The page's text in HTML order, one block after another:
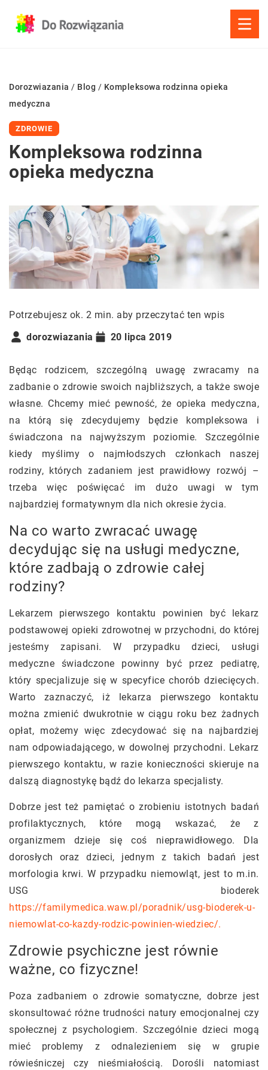
Dorozwiazania / Blog / Kompleksowa rodzinna opieka
medyczna
ZDROWIE
Kompleksowa rodzinna
opieka medyczna
Potrzebujesz ok. 2 min. aby przeczytać ten wpis
dorozwiazania
20 lipca 2019
Będąc rodzicem, szczególną uwagę zwracamy na
zadbanie o zdrowie swoich najbliższych, a także swoje
własne. Chcemy mieć pewność, że opieka medyczna,
na którą się zdecydujemy będzie kompleksowa i
świadczona na najwyższym poziomie. Szczególnie
kiedy myślimy o najmłodszych członkach naszej
rodziny, których zadaniem jest prawidłowy rozwój –
trzeba więc poświęcać im dużo uwagi w tym
najbardziej formatywnym dla nich okresie życia.
Na co warto zwracać uwagę
decydując się na usługi medyczne,
które zadbają o zdrowie całej
rodziny?
Lekarzem pierwszego kontaktu powinien być lekarz
podstawowej opieki zdrowotnej w przychodni, do której
jesteśmy zapisani. W przypadku dzieci, usługi
medyczne świadczone powinny być przez pediatrę,
który specjalizuje się w specyfice chorób dziecięcych.
Warto zaznaczyć, iż lekarza pierwszego kontaktu
można zmienić dwukrotnie w ciągu roku bez żadnych
opłat, możemy więc zdecydować się na najbardziej
nam odpowiadającego, w dowolnej przychodni. Lekarz
pierwszego kontaktu, w razie konieczności skieruje na
dalszą diagnostykę bądź do lekarza specjalisty.
Dobrze jest też pamiętać o zrobieniu istotnych badań
profilaktycznych, które mogą wskazać, że z
organizmem dzieje się coś nieprawidłowego. Dla
dorosłych oraz dzieci, jednym z takich badań jest
morfologia krwi. W przypadku niemowląt, jest to m.in.
USG bioderek
https://familymedica.waw.pl/poradnik/usg-bioderek-u-
niemowlat-co-kazdy-rodzic-powinien-wiedziec/.
Zdrowie psychiczne jest równie
ważne, co fizyczne!
Poza zadbaniem o zdrowie somatyczne, dobrze jest
skonsultować różne trudności natury emocjonalnej czy
społecznej z psychologiem. Szczególnie dzieci mogą
mieć problemy z odnalezieniem się w grupie
rówieśniczej czy nieśmiałością. Dorośli natomiast